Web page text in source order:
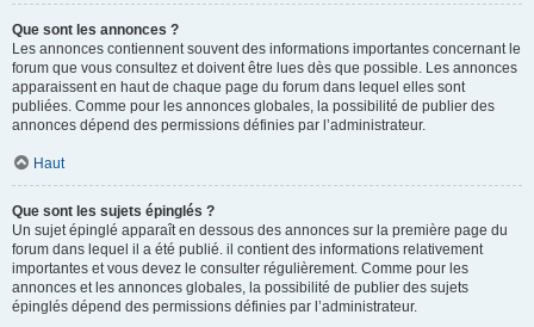
Que sont les annonces ?
Les annonces contiennent souvent des informations importantes concernant le
forum que vous consultez et doivent être lues dès que possible. Les annonces
apparaissent en haut de chaque page du forum dans lequel elles sont
publiées. Comme pour les annonces globales, la possibilité de publier des
annonces dépend des permissions définies par l’administrateur.
Haut
Que sont les sujets épinglés ?
Un sujet épinglé apparaît en dessous des annonces sur la première page du
forum dans lequel il a été publié. il contient des informations relativement
importantes et vous devez le consulter régulièrement. Comme pour les
annonces et les annonces globales, la possibilité de publier des sujets
épinglés dépend des permissions définies par l’administrateur.